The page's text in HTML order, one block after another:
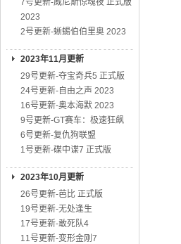
7号更新-威尼斯惊魂夜 正式版
2023
2号更新-蜥蜴伯伯里奥 2023
2023年11月更新
29号更新-夺宝奇兵5 正式版
24号更新-自由之声 2023
16号更新-奥本海默 2023
9号更新-GT赛车：极速狂飙
6号更新-复仇狗联盟
1号更新-碟中谍7 正式版
2023年10月更新
26号更新-芭比 正式版
19号更新-无处逢生
17号更新-敢死队4
11号更新-变形金刚7